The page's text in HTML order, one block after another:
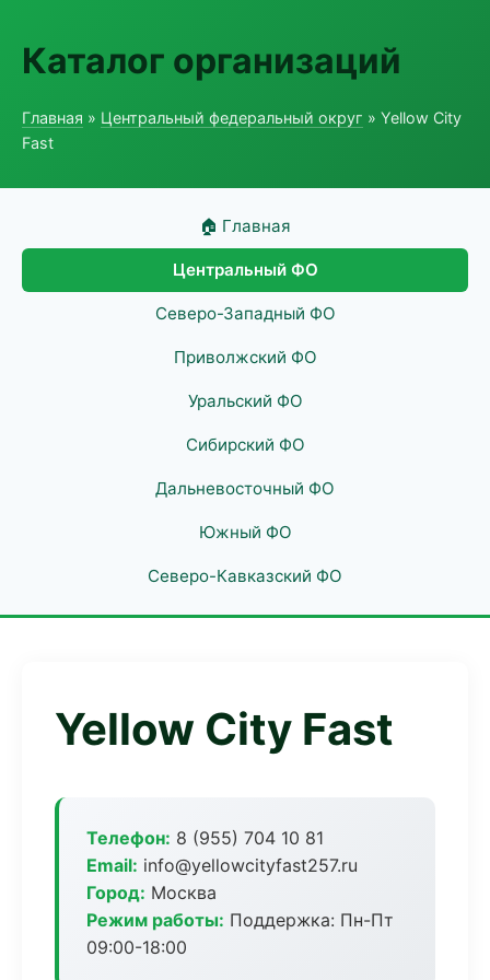
Каталог организаций
Главная » Центральный федеральный округ » Yellow City
Fast
🏠 Главная
Центральный ФО
Северо-Западный ФО
Приволжский ФО
Уральский ФО
Сибирский ФО
Дальневосточный ФО
Южный ФО
Северо-Кавказский ФО
Yellow City Fast
Телефон: 8 (955) 704 10 81
Email: info@yellowcityfast257.ru
Город: Москва
Режим работы: Поддержка: Пн-Пт
09:00-18:00